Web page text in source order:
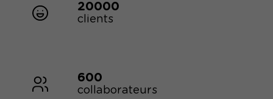
20000
clients
600
collaborateurs